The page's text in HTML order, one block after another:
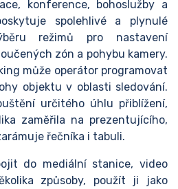
konference, bohoslužby a
spolehlivé a plynulé
režimů pro nastavení
zón a pohybu kamery.
může operátor programovat
objektu v oblasti sledování.
určitého úhlu přiblížení,
zaměřila na prezentujícího,
řečníka i tabuli.
do mediální stanice, video
způsoby, použít ji jako